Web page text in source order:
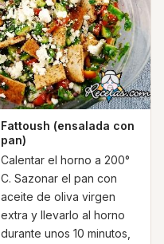
Fattoush (ensalada con
pan)
Calentar el horno a 200°
C. Sazonar el pan con
aceite de oliva virgen
extra y llevarlo al horno
durante unos 10 minutos,